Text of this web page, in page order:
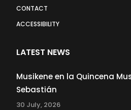
CONTACT
ACCESSIBILITY
LATEST NEWS
Musikene en la Quincena
Sebastián
30 July, 2026